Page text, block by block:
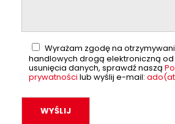
Wyrażam zgodę na
handlowych drogą elektroniczną od
usunięcia danych, sprawdź naszą
prywatności lub wyślij e-mail: